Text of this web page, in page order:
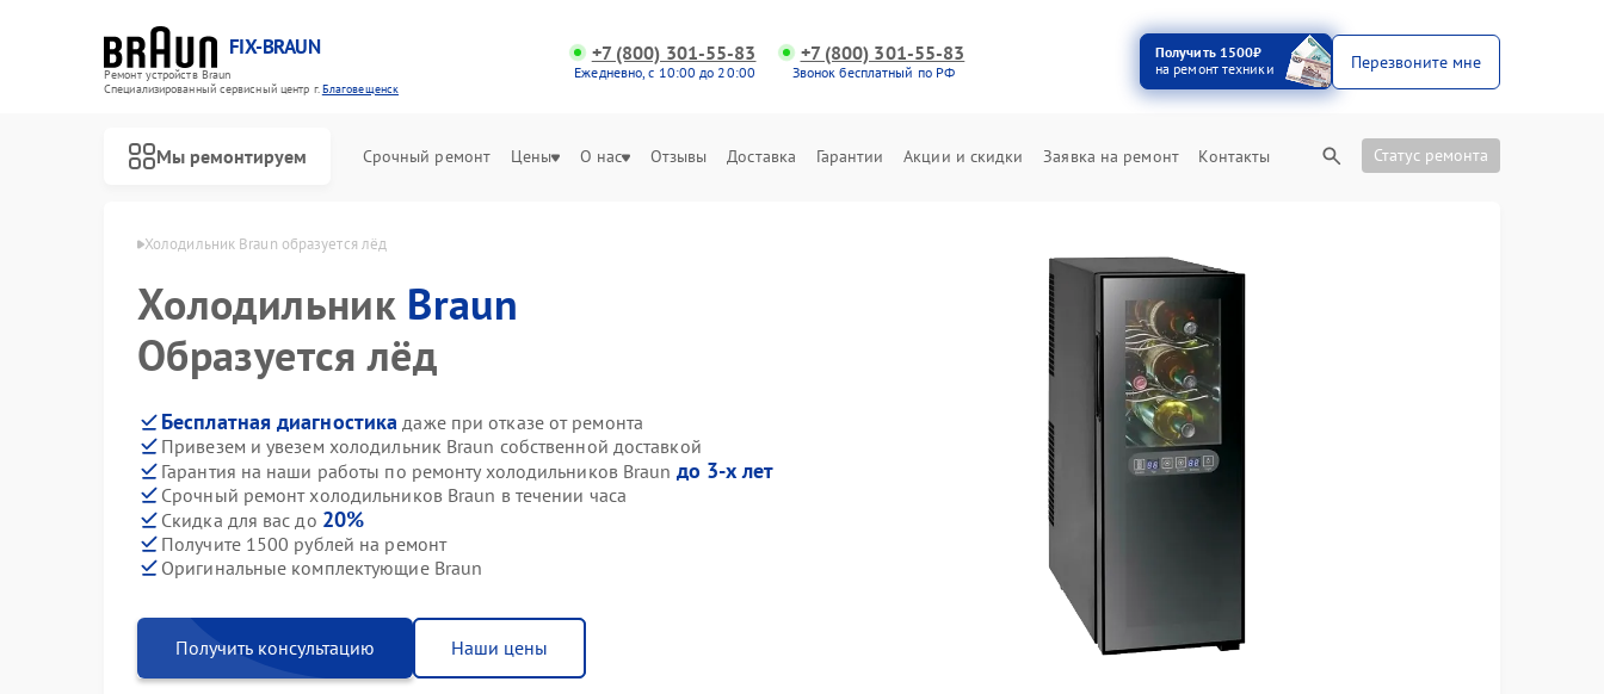
FIX-BRAUN
Ремонт устройств Braun
Специализированный cервисный центр г.Благовещенск
+7 (800) 301-55-83
Ежедневно, с 10:00 до 20:00
+7 (800) 301-55-83
Звонок бесплатный по РФ
Получить 1500₽
на ремонт техники
Перезвоните мне
Мы ремонтируем Срочный ремонт Цены О нас Отзывы Доставка Гарантии Акции и скидки Заявка на ремонт Контакты Статус ремонта
Холодильник Braun образуется лёд
Холодильник Braun
Образуется лёд
Бесплатная диагностика даже при отказе от ремонта
Привезем и увезем холодильник Braun собственной доставкой
Гарантия на наши работы по ремонту холодильников Braun до 3-х лет
Срочный ремонт холодильников Braun в течении часа
Скидка для вас до 20%
Получите 1500 рублей на ремонт
Оригинальные комплектующие Braun
Получить консультацию Наши цены